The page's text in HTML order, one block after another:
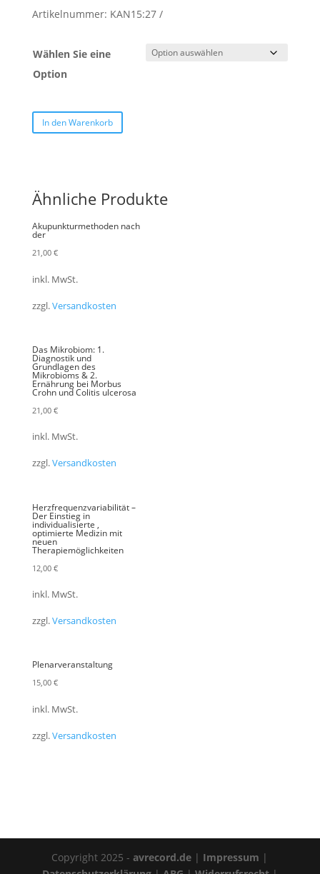
Artikelnummer: KAN15:27
Wählen Sie eine
Option
In den Warenkorb
Ähnliche Produkte
Akupunkturmethoden nach
der
21,00 €
inkl. MwSt.
zzgl.Versandkosten
Das Mikrobiom: 1.
Diagnostik und
Grundlagen des
Mikrobioms & 2.
Ernährung bei Morbus
Crohn und Colitis ulcerosa
21,00 €
inkl. MwSt.
zzgl.Versandkosten
Herzfrequenzvariabilität –
Der Einstieg in
individualisierte ,
optimierte Medizin mit
neuen
Therapiemöglichkeiten
12,00 €
inkl. MwSt.
zzgl.Versandkosten
Plenarveranstaltung
15,00 €
inkl. MwSt.
zzgl.Versandkosten
Copyright 2025 -avrecord.de | Impressum |